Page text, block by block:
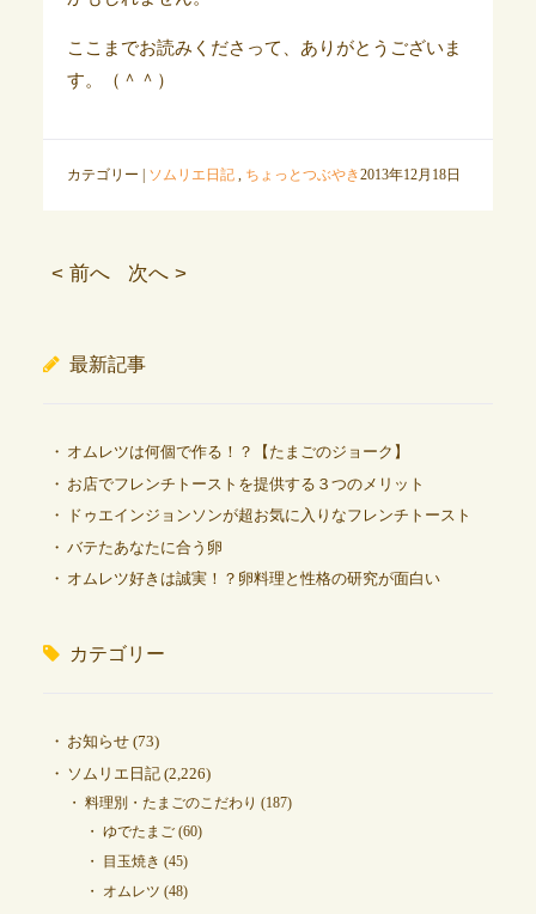
ここまでお読みくださって、ありがとうございま
す。（＾＾）
カテゴリー | ソムリエ日記, ちょっとつぶやき2013年12月18日
< 前へ 次へ >
最新記事
オムレツは何個で作る！？【たまごのジョーク】
お店でフレンチトーストを提供する３つのメリット
ドゥエインジョンソンが超お気に入りなフレンチトースト
バテたあなたに合う卵
オムレツ好きは誠実！？卵料理と性格の研究が面白い
カテゴリー
お知らせ(73)
ソムリエ日記(2,226)
料理別・たまごのこだわり (187)
ゆでたまご(60)
目玉焼き (45)
オムレツ (48)